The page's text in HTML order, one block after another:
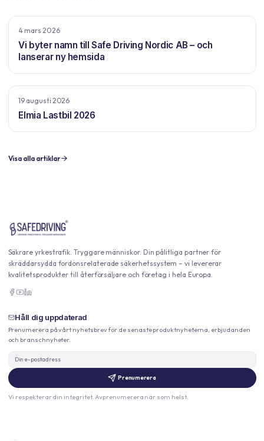
4 mars 2026
Vi byter namn till Safe Driving Nordic AB – och
lanserar ny hemsida
19 augusti 2026
Elmia Lastbil 2026
Visa alla artiklar
Säkrare yrkestrafik. Tryggare människor. Din pålitliga partner för
skräddarsydda fordonsrelaterade säkerhetssystem – vi levererar
kvalitetsprodukter till återförsäljare och företag i hela Europa.
Håll dig uppdaterad
Prenumerera på vårt nyhetsbrev för de senaste produktnyheterna, erbjudanden
och branschnyheter.
Prenumerera
Vi respekterar din integritet. Avprenumerera när som helst.